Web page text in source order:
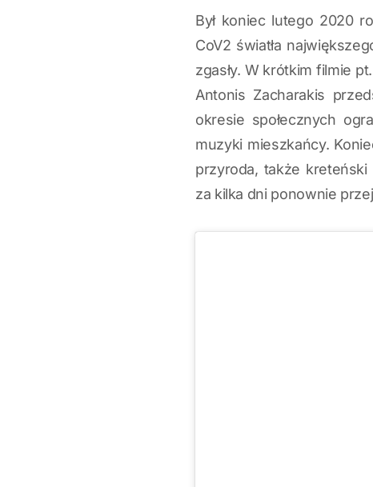
Był koniec lutego 2020
CoV2 światła
zgasły. W krótkim filmie
Antonis Zacharakis
okresie społecznych
muzyki mieszkańcy.
przyroda, także kreteński
za kilka dni ponownie